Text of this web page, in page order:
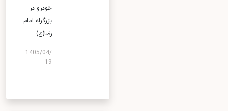
خودرو در
بزرگراه امام
رضا(ع)
1405/04/
19